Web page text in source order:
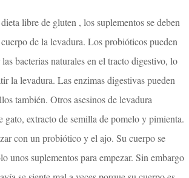
libre de gluten , los suplementos se deben
de la levadura. Los probióticos pueden
bacterias naturales en el tracto digestivo, lo
la levadura. Las enzimas digestivas pueden
también. Otros asesinos de levadura
gato, extracto de semilla de pomelo y pimienta.
con un probiótico y el ajo. Su cuerpo se
unos suplementos para empezar. Sin embargo